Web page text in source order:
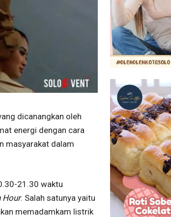
dicanangkan oleh
energi dengan cara
masyarakat dalam
21.30 waktu
Hour. Salah satunya yaitu
memadamkam listrik